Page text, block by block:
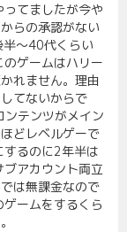
てましたが今や
らの承認がない
〜40代くらい
ゲームはハリー
れません。理由
てないからで
テンツがメイン
どレベルゲーで
るのに2年半は
アカウント両立
は無課金なので
ームをするくら